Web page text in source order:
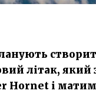
літак, який
Hornet і